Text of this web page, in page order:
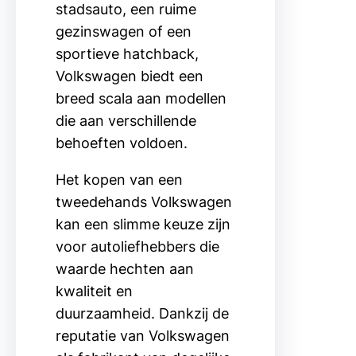
stadsauto, een ruime
gezinswagen of een
sportieve hatchback,
Volkswagen biedt een
breed scala aan modellen
die aan verschillende
behoeften voldoen.
Het kopen van een
tweedehands Volkswagen
kan een slimme keuze zijn
voor autoliefhebbers die
waarde hechten aan
kwaliteit en
duurzaamheid. Dankzij de
reputatie van Volkswagen